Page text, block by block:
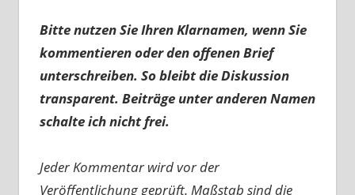
Bitte nutzen Sie Ihren Klarnamen, wenn Sie
kommentieren oder den offenen Brief
unterschreiben. So bleibt die Diskussion
transparent. Beiträge unter anderen Namen
schalte ich nicht frei.
Jeder Kommentar wird vor der
Veröffentlichung geprüft. Maßstab sind die